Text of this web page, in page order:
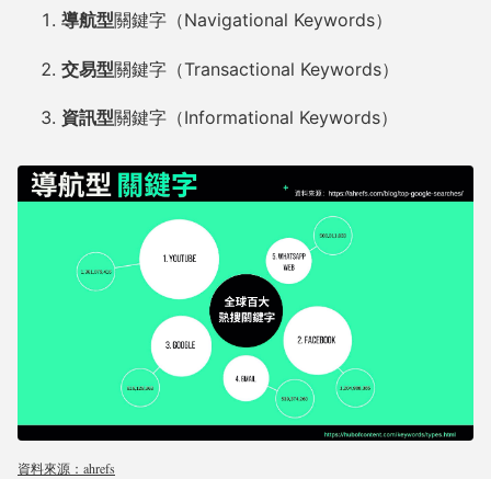
導航型關鍵字（Navigational Keywords）
交易型關鍵字（Transactional Keywords）
資訊型關鍵字（Informational Keywords）
資料來源：ahrefs